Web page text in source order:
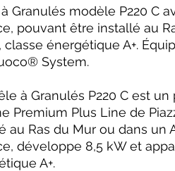
Granulés modèle P220 C
pouvant être installé au
classe énergétique A+.
System.
à Granulés P220 C est
Premium Plus Line de
au Ras du Mur ou dans un
développe 8,5 kW et
A+.